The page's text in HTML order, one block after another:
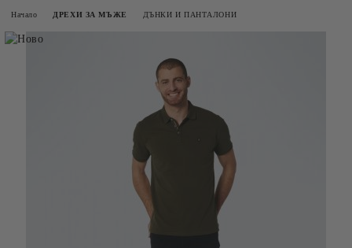
Начало ДРЕХИ ЗА МЪЖЕ ДЪНКИ И ПАНТАЛОНИ